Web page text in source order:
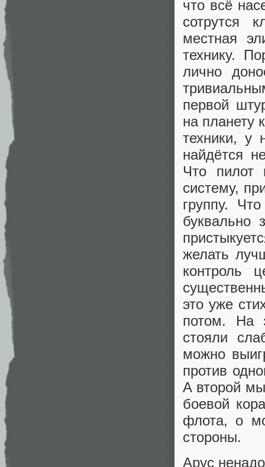
что всё
сотрутся
местная
технику.
лично
первой
на планету
техники, у
найдётся
Что пилот
систему,
группу.
буквально
желать
контроль
это уже
потом. На
стояли
можно
против
А второй
боевой
флота, о
стороны.
Арус